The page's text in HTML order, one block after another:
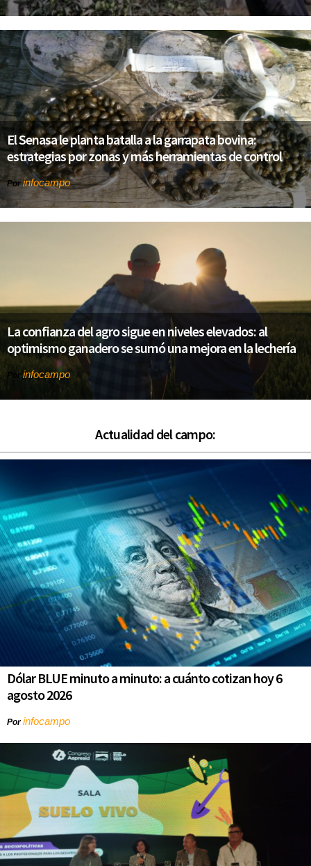
El Senasa le planta batalla a la garrapata bovina:
estrategias por zonas y más herramientas de control
Porinfocampo
La confianza del agro sigue en niveles elevados: al
optimismo ganadero se sumó una mejora en la lechería
Por infocampo
Actualidad del campo:
Dólar BLUE minuto a minuto: a cuánto cotizan hoy 6
agosto 2026
Porinfocampo